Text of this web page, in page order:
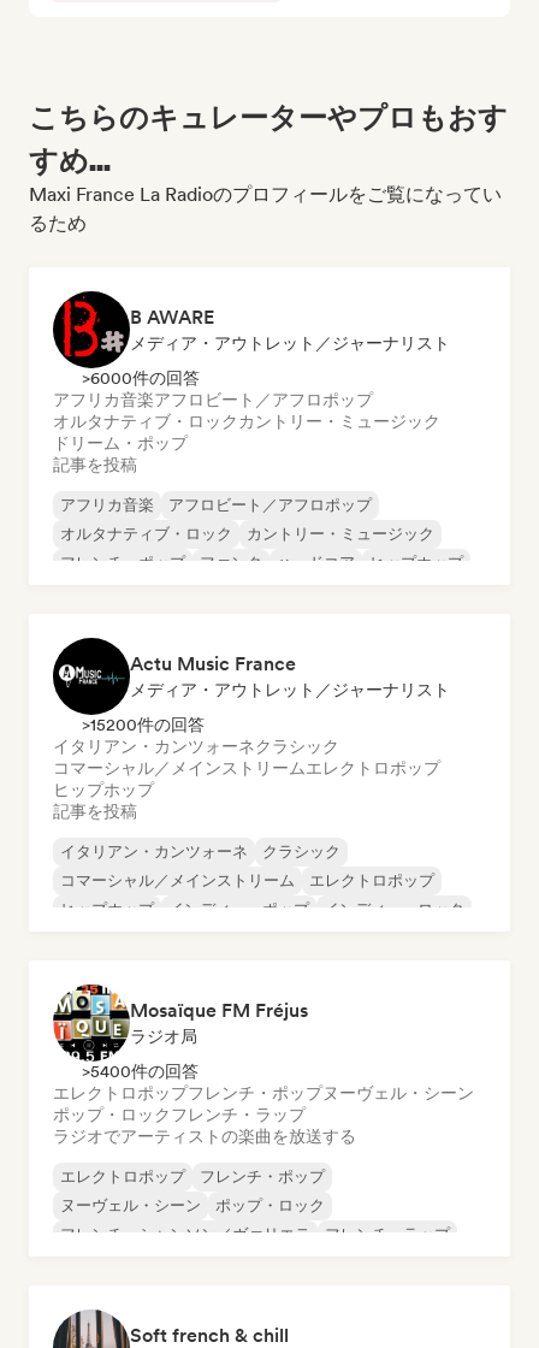
こちらのキュレーターやプロもおす
すめ...
Maxi France La Radioのプロフィールをご覧になってい
るため
B AWARE
メディア・アウトレット／ジャーナリスト
>6000件の回答
アフリカ音楽アフロビート／アフロポップ
オルタナティブ・ロック カントリー・ミュージック
ドリーム・ポップ
記事を投稿
アフリカ音楽
アフロビート／アフロポップ
オルタナティブ・ロック
カントリー・ミュージック
フレンチ・ポップ
ファンク ハードコア ヒップホップ
Actu Music France
メディア・アウトレット／ジャーナリスト
>15200件の回答
イタリアン・カンツォーネクラシック
コマーシャル／メインストリームエレクトロポップ
ヒップホップ
記事を投稿
イタリアン・カンツォーネ
クラシック
コマーシャル／メインストリーム
エレクトロポップ
ヒップホップ
インディー・ポップ
インディー・ロック
Mosaïque FM Fréjus
ラジオ局
>5400件の回答
エレクトロポップフレンチ・ポップヌーヴェル・シーン
ポップ・ロックフレンチ・ラップ
ラジオでアーティストの楽曲を放送する
エレクトロポップ
フレンチ・ポップ
ヌーヴェル・シーン
ポップ・ロック
フレンチ・シャンソン／ヴァリエテ
フレンチ・ラップ
Soft french & chill